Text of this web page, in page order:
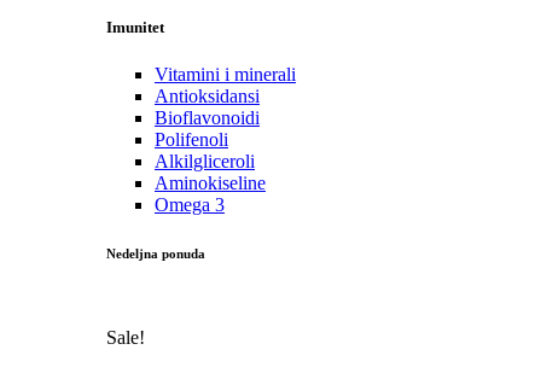
Imunitet
Vitamini i minerali
Antioksidansi
Bioflavonoidi
Polifenoli
Alkilgliceroli
Aminokiseline
Omega 3
Nedeljna ponuda
Sale!